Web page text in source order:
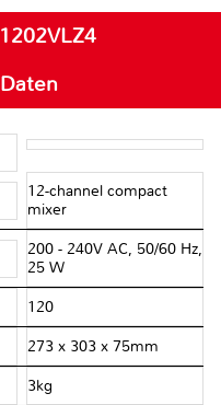
12-channel compact
mixer
200 - 240V AC, 50/60 Hz,
25 W
120 Ω
273 x 303 x 75mm
3kg